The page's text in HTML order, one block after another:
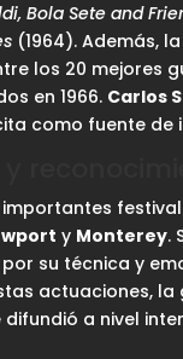
Bola Sete and
(1964). Además,
los 20 mejores
en 1966. Carlos
como fuente de
y Monterey.
su técnica y
actuaciones, la
difundió a nivel